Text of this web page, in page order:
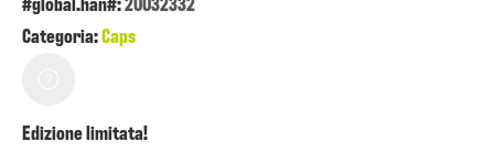
Categoria:Caps
Edizione limitata!